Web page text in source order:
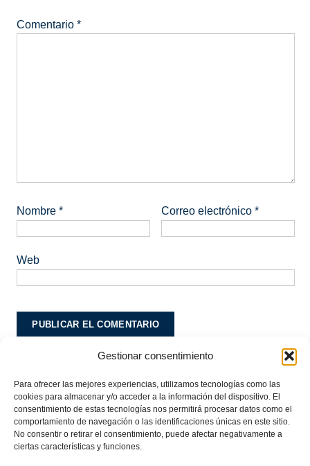
Gestionar consentimiento
Para ofrecer las mejores experiencias, utilizamos tecnologías como las
cookies para almacenar y/o acceder a la información del dispositivo. El
consentimiento de estas tecnologías nos permitirá procesar datos como el
comportamiento de navegación o las identificaciones únicas en este sitio.
No consentir o retirar el consentimiento, puede afectar negativamente a
ciertas características y funciones.
Comentario*
Nombre* Correo electrónico*
Web
Este sitio usa Akismet para reducir el spam.
cómo se procesan los datos de tus comentarios.